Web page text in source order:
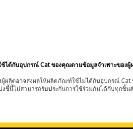
ได้กับอุปกรณ์ Cat ของคุณตามข้อมูลจำเพาะของผู้
ผู้ผลิตอาจส่งผลให้ผลิตภัณฑ์ใช้ไม่ได้กับอุปกรณ์
ชี้นี้ไม่สามารถรับประกันการใช้ร่วมกันได้กับทุกชิ้น